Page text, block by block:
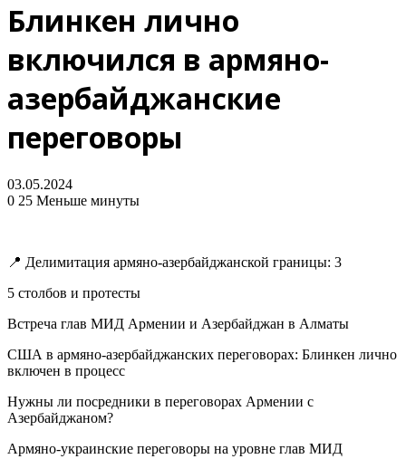
Блинкен лично
включился в армяно-
азербайджанские
переговоры
03.05.2024
0 25 Меньше минуты
📍 Делимитация армяно-азербайджанской границы: 3
5 столбов и протесты
Встреча глав МИД Армении и Азербайджан в Алматы
США в армяно-азербайджанских переговорах: Блинкен лично
включен в процесс
Нужны ли посредники в переговорах Армении с
Азербайджаном?
Армяно-украинские переговоры на уровне глав МИД